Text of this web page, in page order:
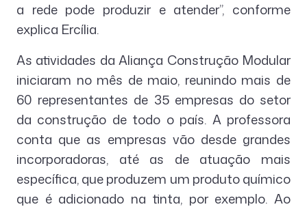
a rede pode produzir e atender”, conforme
explica Ercília.
As atividades da Aliança Construção Modular
iniciaram no mês de maio, reunindo mais de
60 representantes de 35 empresas do setor
da construção de todo o país. A professora
conta que as empresas vão desde grandes
incorporadoras, até as de atuação mais
específica, que produzem um produto químico
que é adicionado na tinta, por exemplo. Ao